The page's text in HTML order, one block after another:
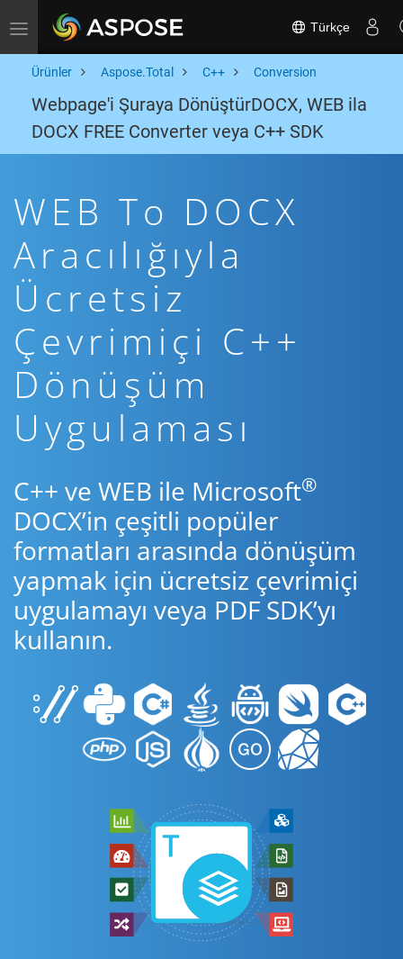
Toggle navigation Türkçe
Ürünler Aspose.Total C++ Conversion
Webpage'i Şuraya DönüştürDOCX, WEB ila
DOCX FREE Converter veya C++ SDK
WEB To DOCX
Aracılığıyla
Ücretsiz
Çevrimiçi C++
Dönüşüm
Uygulaması
C++ ve WEB ile Microsoft®
DOCX’in çeşitli popüler
formatları arasında dönüşüm
yapmak için ücretsiz çevrimiçi
uygulamayı veya PDF SDK’yı
kullanın.